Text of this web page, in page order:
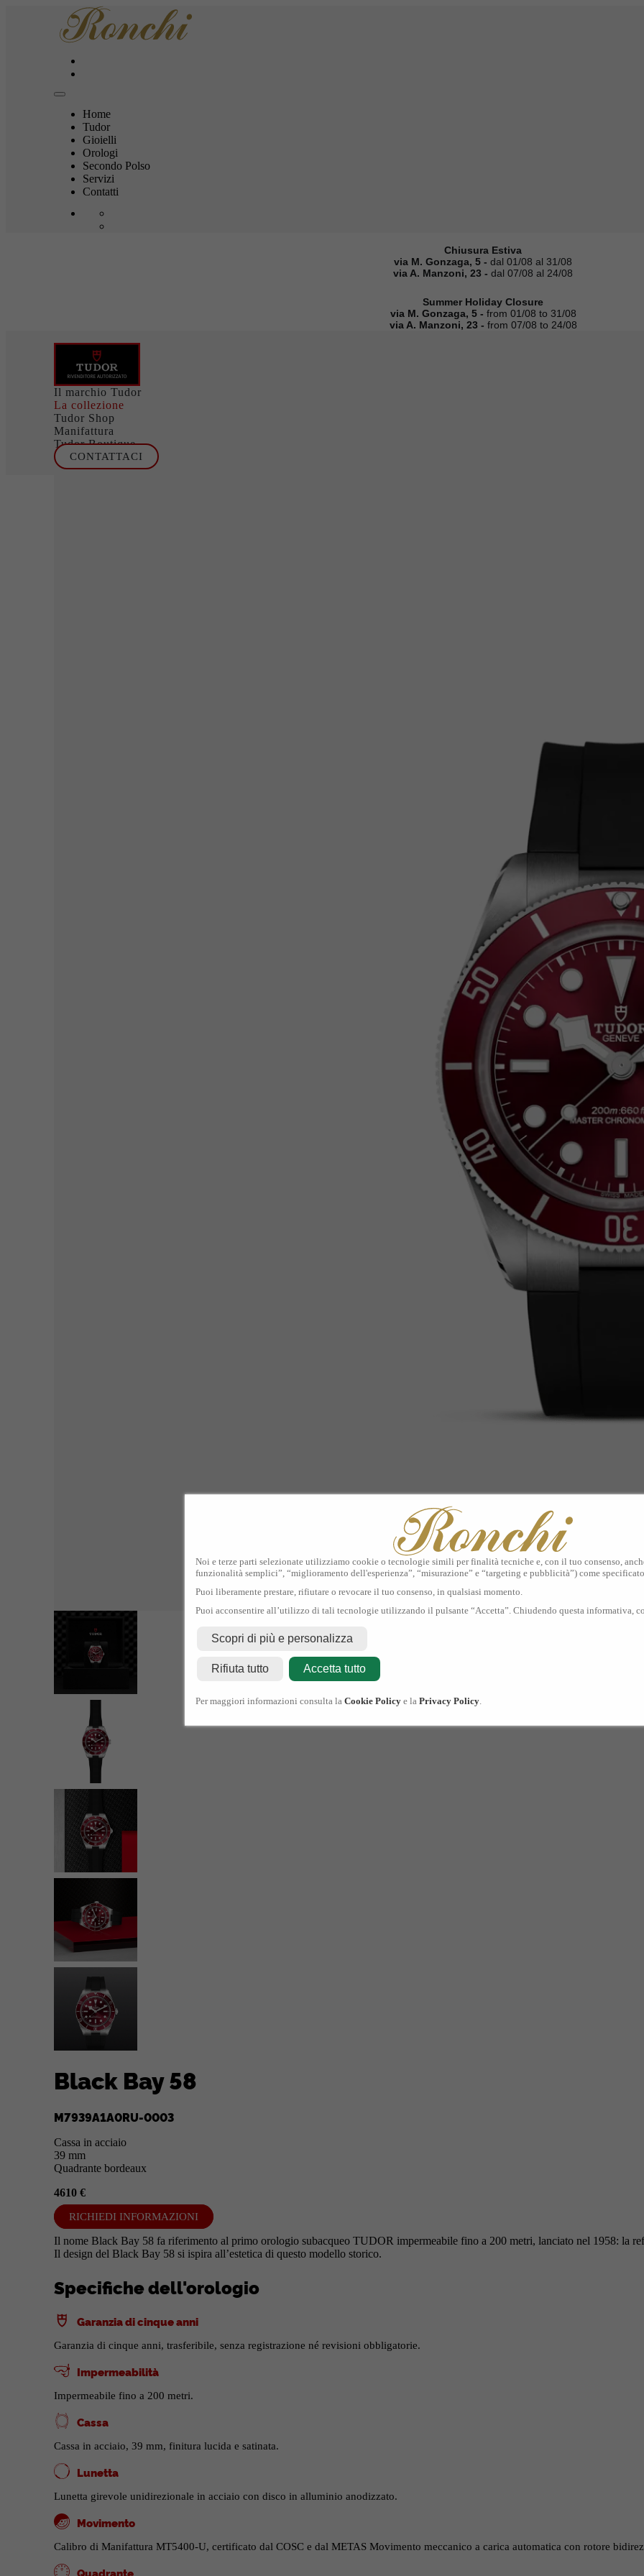
Home
Tudor
Gioielli
Orologi
Secondo Polso
Servizi
Contatti
Chiusura Estiva
via M. Gonzaga, 5 - dal 01/08 al 31/08
via A. Manzoni, 23 - dal 07/08 al 24/08
Summer Holiday Closure
via M. Gonzaga, 5 - from 01/08 to 31/08
via A. Manzoni, 23 - from 07/08 to 24/08
Il marchio Tudor
La collezione
Tudor Shop
Manifattura
Tudor Boutique
CONTATTACI
Black Bay 58
M7939A1A0RU-0003
Cassa in acciaio
39 mm
Quadrante bordeaux
4610 €
RICHIEDI INFORMAZIONI
Il nome Black Bay 58 fa riferimento al primo orologio subacqueo TUDOR impermeabile fino a 200 metri, lanciato nel 1958: la
Il design del Black Bay 58 si ispira all’estetica di questo modello storico.
Specifiche dell'orologio
Garanzia di cinque anni
Garanzia di cinque anni, trasferibile, senza registrazione né revisioni obbligatorie.
Impermeabilità
Impermeabile fino a 200 metri.
Cassa
Cassa in acciaio, 39 mm, finitura lucida e satinata.
Lunetta
Lunetta girevole unidirezionale in acciaio con disco in alluminio anodizzato.
Movimento
Calibro di Manifattura MT5400-U, certificato dal COSC e dal METAS Movimento meccanico a carica automatica con rotore
Noi e terze parti selezionate utilizziamo cookie o tecnologie simili per finalità tecniche e, con il tuo consenso,
funzionalità semplici”, “miglioramento dell'esperienza”, “misurazione” e “targeting e pubblicità”) come
Puoi liberamente prestare, rifiutare o revocare il tuo consenso, in qualsiasi momento.
Puoi acconsentire all’utilizzo di tali tecnologie utilizzando il pulsante “Accetta”. Chiudendo questa informativa,
Scopri di più e personalizza
Rifiuta tutto Accetta tutto
Per maggiori informazioni consulta la Cookie Policy e la Privacy Policy.